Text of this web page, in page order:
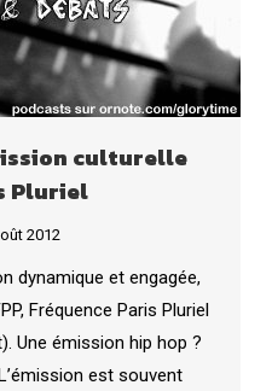
culturelle
Pluriel
2012
dynamique et engagée,
Fréquence Paris Pluriel
Une émission hip hop ?
est souvent